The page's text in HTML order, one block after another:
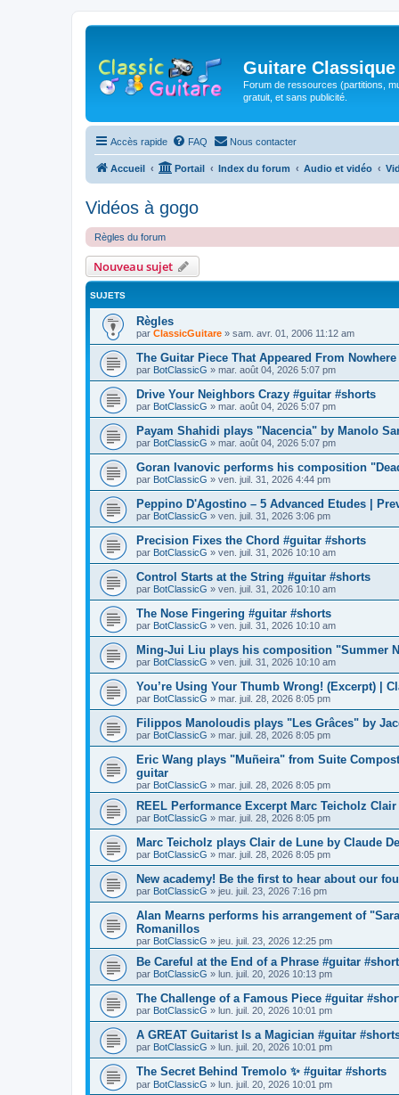
Guitare Classique
Forum de ressources (partitions,
gratuit, et sans publicité.
Accès rapide FAQ Nous contacter
Accueil Portail Index du forum Audio et vidéo
Vidéos à gogo
Règles du forum
Nouveau sujet
SUJETS
Règles
par ClassicGuitare » sam. avr. 01, 2006 11:12 am
The Guitar Piece That Appeared From
par BotClassicG » mar. août 04, 2026 5:07 pm
Drive Your Neighbors Crazy #guitar #shorts
par BotClassicG » mar. août 04, 2026 5:07 pm
Payam Shahidi plays "Nacencia" by Manolo
par BotClassicG » mar. août 04, 2026 5:07 pm
Goran Ivanovic performs his composition
par BotClassicG » ven. juil. 31, 2026 4:44 pm
Peppino D'Agostino – 5 Advanced Etudes |
par BotClassicG » ven. juil. 31, 2026 3:06 pm
Precision Fixes the Chord #guitar #shorts
par BotClassicG » ven. juil. 31, 2026 10:10 am
Control Starts at the String #guitar #shorts
par BotClassicG » ven. juil. 31, 2026 10:10 am
The Nose Fingering #guitar #shorts
par BotClassicG » ven. juil. 31, 2026 10:10 am
Ming-Jui Liu plays his composition "Summer
par BotClassicG » ven. juil. 31, 2026 10:10 am
You’re Using Your Thumb Wrong! (Excerpt) |
par BotClassicG » mar. juil. 28, 2026 8:05 pm
Filippos Manoloudis plays "Les Grâces" by
par BotClassicG » mar. juil. 28, 2026 8:05 pm
Eric Wang plays "Muñeira" from Suite
guitar
par BotClassicG » mar. juil. 28, 2026 8:05 pm
REEL Performance Excerpt Marc Teicholz
par BotClassicG » mar. juil. 28, 2026 8:05 pm
Marc Teicholz plays Clair de Lune by Claude
par BotClassicG » mar. juil. 28, 2026 8:05 pm
New academy! Be the first to hear about our
par BotClassicG » jeu. juil. 23, 2026 7:16 pm
Alan Mearns performs his arrangement of
Romanillos
par BotClassicG » jeu. juil. 23, 2026 12:25 pm
Be Careful at the End of a Phrase #guitar
par BotClassicG » lun. juil. 20, 2026 10:13 pm
The Challenge of a Famous Piece #guitar
par BotClassicG » lun. juil. 20, 2026 10:01 pm
A GREAT Guitarist Is a Magician #guitar
par BotClassicG » lun. juil. 20, 2026 10:01 pm
The Secret Behind Tremolo ✨ #guitar #shorts
par BotClassicG » lun. juil. 20, 2026 10:01 pm